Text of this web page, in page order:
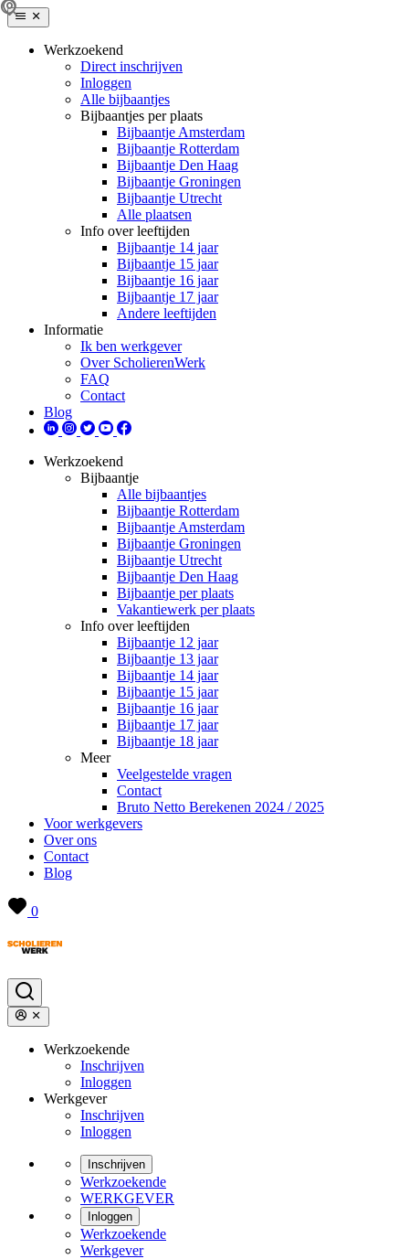
Werkzoekend
Direct inschrijven
Inloggen
Alle bijbaantjes
Bijbaantjes per plaats
Bijbaantje Amsterdam
Bijbaantje Rotterdam
Bijbaantje Den Haag
Bijbaantje Groningen
Bijbaantje Utrecht
Alle plaatsen
Info over leeftijden
Bijbaantje 14 jaar
Bijbaantje 15 jaar
Bijbaantje 16 jaar
Bijbaantje 17 jaar
Andere leeftijden
Informatie
Ik ben werkgever
Over ScholierenWerk
FAQ
Contact
Blog
Werkzoekend
Bijbaantje
Alle bijbaantjes
Bijbaantje Rotterdam
Bijbaantje Amsterdam
Bijbaantje Groningen
Bijbaantje Utrecht
Bijbaantje Den Haag
Bijbaantje per plaats
Vakantiewerk per plaats
Info over leeftijden
Bijbaantje 12 jaar
Bijbaantje 13 jaar
Bijbaantje 14 jaar
Bijbaantje 15 jaar
Bijbaantje 16 jaar
Bijbaantje 17 jaar
Bijbaantje 18 jaar
Meer
Veelgestelde vragen
Contact
Bruto Netto Berekenen 2024 / 2025
Voor werkgevers
Over ons
Contact
Blog
0
Werkzoekende
Inschrijven
Inloggen
Werkgever
Inschrijven
Inloggen
Inschrijven
Werkzoekende
WERKGEVER
Inloggen
Werkzoekende
Werkgever